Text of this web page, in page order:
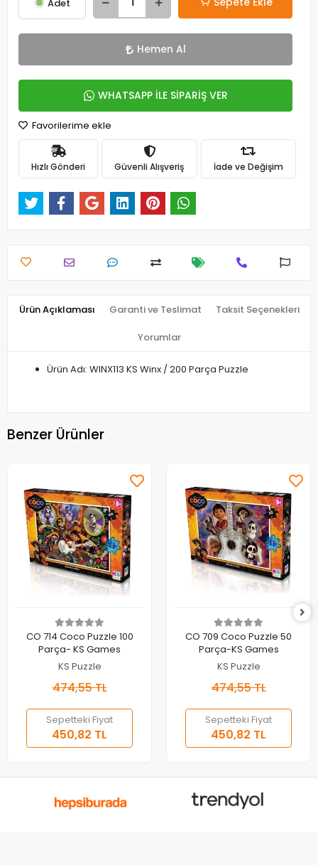
Adet
Hemen Al
WHATSAPP İLE SİPARİŞ VER
Favorilerime ekle
Hızlı Gönderi Güvenli Alışveriş İade ve Değişim
Ürün Açıklaması Garanti ve Teslimat Taksit Seçenekleri
Yorumlar
Ürün Adı: WINX113 KS Winx / 200 Parça Puzzle
Benzer Ürünler
Sepete Ekle
CO 714 Coco Puzzle 100
Parça- KS Games
KS Puzzle
474,55 TL
Sepetteki Fiyat
450,82 TL
Sepete Ekle
CO 709 Coco Puzzle 50
Parça-KS Games
KS Puzzle
474,55 TL
Sepetteki Fiyat
450,82 TL